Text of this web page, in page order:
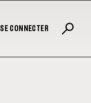
SE CONNECTER